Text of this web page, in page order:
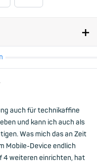
auch für technikaffine
und kann ich auch als
Was mich das an Zeit
Mobile-Device endlich
4 weiteren einrichten, hat